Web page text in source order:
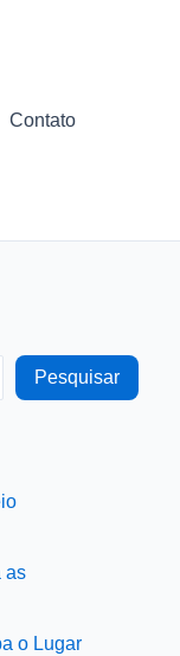
Contato
Pesquisar
as
o Lugar